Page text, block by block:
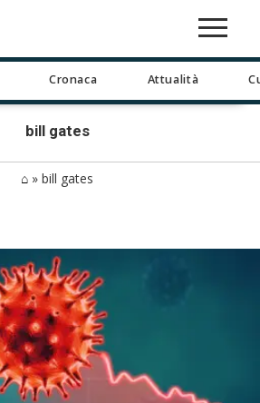
Cronaca Attualità
bill gates
⌂ » bill gates